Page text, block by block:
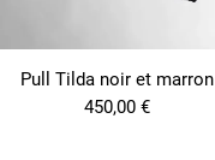
Pull Tilda noir et marron
450,00 €